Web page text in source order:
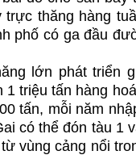
trực thăng hàng
phố có ga đầu
lớn phát triển
1 triệu tấn hàng
tấn, mỗi năm
có thể đón tàu 1
vùng cảng nổi